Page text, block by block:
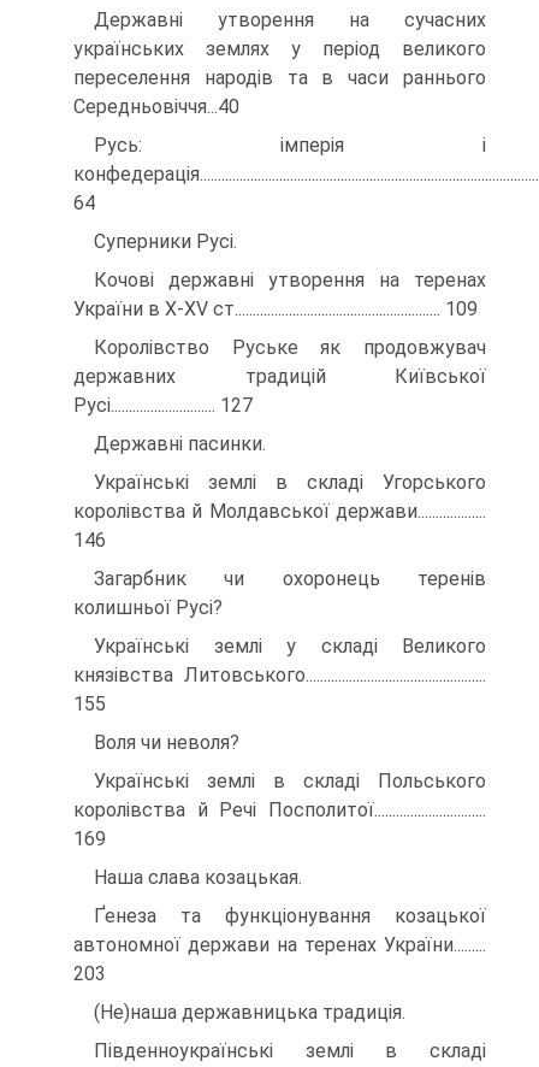
Державні утворення на сучасних
українських землях у період великого
переселення народів та в часи раннього
Середньовіччя...40
Русь: імперія і
64
Суперники Русі.
Кочові державні утворення на теренах
України в X-XV ст......................................................... 109
Королівство Руське як продовжувач
державних традицій Київської
Русі............................. 127
Державні пасинки.
Українські землі в складі Угорського
королівства й Молдавської держави...................
146
Загарбник чи охоронець теренів
колишньої Русі?
Українські землі у складі Великого
князівства Литовського..................................................
155
Воля чи неволя?
Українські землі в складі Польського
королівства й Речі Посполитої...............................
169
Наша слава козацькая.
Ґенеза та функціонування козацької
автономної держави на теренах України.........
203
(Не)наша державницька традиція.
Південноукраїнські землі в складі